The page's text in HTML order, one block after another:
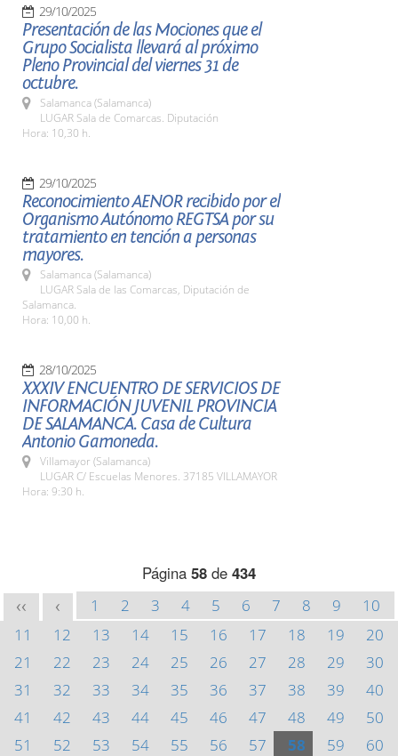
29/10/2025
Presentación de las Mociones que el
Grupo Socialista llevará al próximo
Pleno Provincial del viernes 31 de
octubre.
Salamanca (Salamanca)
LUGAR Sala de Comarcas. Diputación
Hora: 10,30 h.
29/10/2025
Reconocimiento AENOR recibido por el
Organismo Autónomo REGTSA por su
tratamiento en tención a personas
mayores.
Salamanca (Salamanca)
LUGAR Sala de las Comarcas, Diputación de
Salamanca.
Hora: 10,00 h.
28/10/2025
XXXIV ENCUENTRO DE SERVICIOS DE
INFORMACIÓN JUVENIL PROVINCIA
DE SALAMANCA. Casa de Cultura
Antonio Gamoneda.
Villamayor (Salamanca)
LUGAR C/ Escuelas Menores. 37185 VILLAMAYOR
Hora: 9:30 h.
Página 58 de 434
<< < 1 2 3 4 5 6 7 8 9
10
11
12 13 14 15 16 17 18 19
20
21
22 23 24 25 26 27 28 29
30
31
32 33 34 35 36 37 38 39
40
41
42 43 44 45 46 47 48 49
50
51
52 53 54 55 56 57 58 59
60